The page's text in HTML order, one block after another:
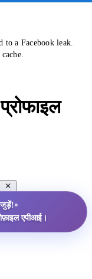
a Facebook leak.
जुड़ें!•
एपीआई।